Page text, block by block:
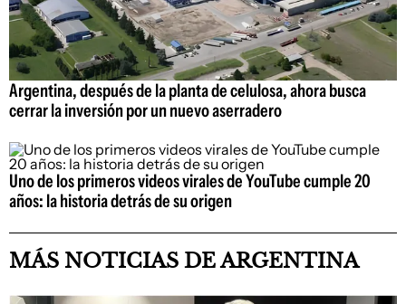
Argentina, después de la planta de celulosa, ahora busca
cerrar la inversión por un nuevo aserradero
Uno de los primeros videos virales de YouTube cumple 20
años: la historia detrás de su origen
MÁS NOTICIAS DE ARGENTINA